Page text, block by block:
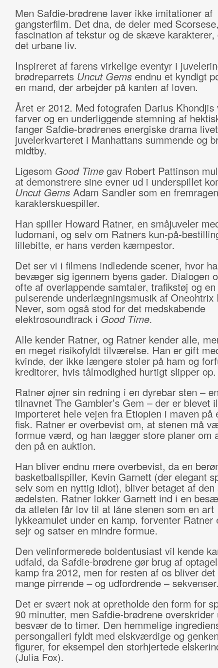
Men Safdie-brødrene laver ikke imitationer af
gangsterfilm. Det dna, de deler med
fascination af tekstur og de skæve karakterer,
det urbane liv.
Inspireret af farens virkelige eventyr i
brødreparrets Uncut Gems endnu et kyndigt
en mand, der arbejder på kanten af loven.
Året er 2012. Med fotografen Darius Khondjis
farver og en underliggende stemning af
fanger Safdie-brødrenes energiske drama
juvelerkvarteret i Manhattans summende og
midtby.
Ligesom Good Time gav Robert Pattinson
at demonstrere sine evner ud i underspillet
Uncut Gems Adam Sandler som en
karakterskuespiller.
Han spiller Howard Ratner, en småjuveler
ludomani, og selv om Ratners kun-på-
lillebitte, er hans verden kæmpestor.
Det ser vi i filmens indledende scener, hvor
bevæger sig igennem byens gader. Dialogen
ofte af overlappende samtaler, trafikstøj og en
pulserende underlægningsmusik af Oneohtrix
Never, som også stod for det medskabende
elektrosoundtrack i Good Time.
Alle kender Ratner, og Ratner kender alle,
en meget risikofyldt tilværelse. Han er gift
kvinde, der ikke længere stoler på ham og
kreditorer, hvis tålmodighed hurtigt slipper op.
Ratner øjner sin redning i en dyrebar sten –
tilnavnet The Gambler’s Gem – der er blevet
importeret hele vejen fra Etiopien i maven på
fisk. Ratner er overbevist om, at stenen må
formue værd, og han lægger store planer om
den på en auktion.
Han bliver endnu mere overbevist, da en
basketballspiller, Kevin Garnett (der elegant
selv som en nyttig idiot), bliver betaget af den
ædelsten. Ratner lokker Garnett ind i en
da atleten får lov til at låne stenen som en art
lykkeamulet under en kamp, forventer Ratner
sejr og satser en mindre formue.
Den velinformerede boldentusiast vil kende
udfald, da Safdie-brødrene gør brug af
kamp fra 2012, men for resten af os bliver det
mange pirrende – og udfordrende –
Det er svært nok at opretholde den form for
90 minutter, men Safdie-brødrene overskrider
besvær de to timer. Den hemmelige
persongalleri fyldt med elskværdige og
figurer, for eksempel den storhjertede
(Julia Fox).